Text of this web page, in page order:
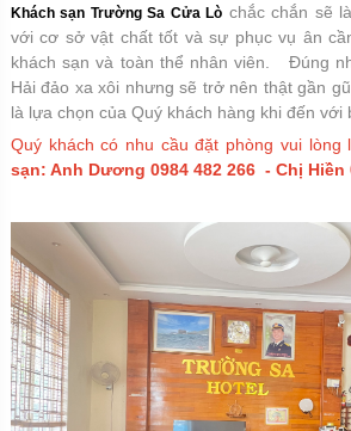
Khách sạn Trường Sa Cửa Lò chắc chắn sẽ
với cơ sở vật chất tốt và sự phục vụ ân
khách sạn và toàn thể nhân viên. Đúng
Hải đảo xa xôi nhưng sẽ trở nên thật gần
là lựa chọn của Quý khách hàng khi đến với
Quý khách có nhu cầu đặt phòng vui
sạn: Anh Dương 0984 482 266 - Chị Hiền